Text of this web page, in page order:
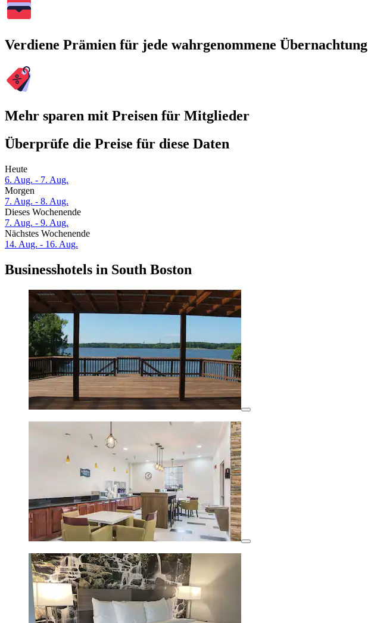
Verdiene Prämien für jede wahrgenommene Übernachtung
Mehr sparen mit Preisen für Mitglieder
Überprüfe die Preise für diese Daten
Heute
6. Aug. - 7. Aug.
Morgen
7. Aug. - 8. Aug.
Dieses Wochenende
7. Aug. - 9. Aug.
Nächstes Wochenende
14. Aug. - 16. Aug.
Businesshotels in South Boston